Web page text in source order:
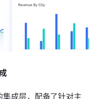
成层，配备了针对主